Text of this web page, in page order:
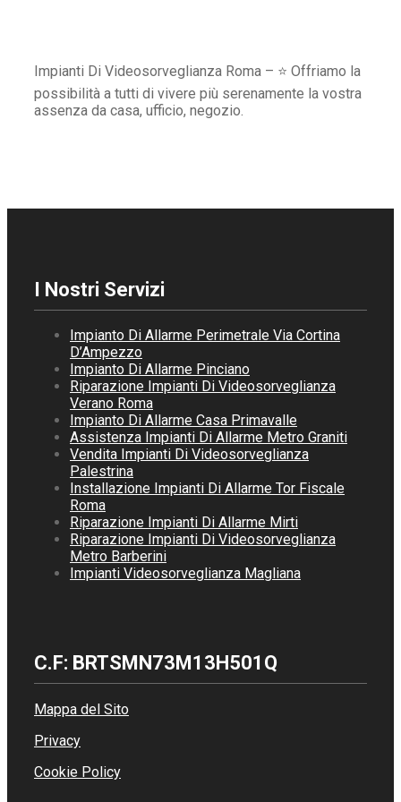
Impianti Di Videosorveglianza Roma – ⭐ Offriamo la
possibilità a tutti di vivere più serenamente la vostra
assenza da casa, ufficio, negozio.
I Nostri Servizi
Impianto Di Allarme Perimetrale Via Cortina
D’Ampezzo
Impianto Di Allarme Pinciano
Riparazione Impianti Di Videosorveglianza
Verano Roma
Impianto Di Allarme Casa Primavalle
Assistenza Impianti Di Allarme Metro Graniti
Vendita Impianti Di Videosorveglianza
Palestrina
Installazione Impianti Di Allarme Tor Fiscale
Roma
Riparazione Impianti Di Allarme Mirti
Riparazione Impianti Di Videosorveglianza
Metro Barberini
Impianti Videosorveglianza Magliana
C.F: BRTSMN73M13H501Q
Mappa del Sito
Privacy
Cookie Policy